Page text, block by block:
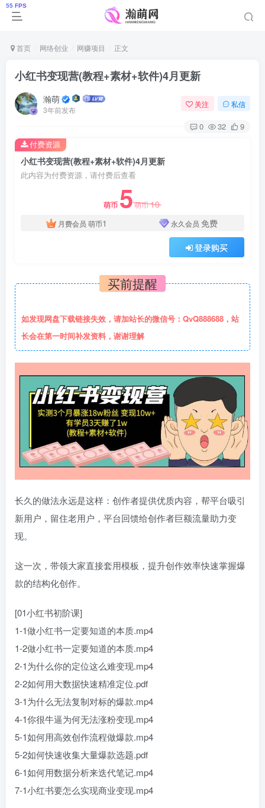
首页 网络创业 网赚项目 正文
小红书变现营(教程+素材+软件)4月更新
瀚萌
3年前发布
关注 私信
0 32 9
小红书变现营(教程+素材+软件)4月更新
此内容为付费资源，请付费后查看
萌币 5萌币10
月费会员 萌币1 永久会员 免费
登录购买
付费资源
买前提醒
如发现网盘下载链接失效，请加站长的微信号：QvQ888688，站
长会在第一时间补发资料，谢谢理解
长久的做法永远是这样：创作者提供优质内容，帮平台吸引
新用户，留住老用户，平台回馈给创作者巨额流量助力变
现。
这一次，带领大家直接套用模板，提升创作效率快速掌握爆
款的结构化创作。
[01小红书初阶课]
1-1做小红书一定要知道的本质.mp4
1-2做小红书一定要知道的本质.mp4
2-1为什么你的定位这么难变现.mp4
2-2如何用大数据快速精准定位.pdf
3-1为什么无法复制对标的爆款.mp4
4-1你很牛逼为何无法涨粉变现.mp4
5-1如何用高效创作流程做爆款.mp4
5-2如何快速收集大量爆款选题.pdf
6-1如何用数据分析来迭代笔记.mp4
7-1小红书要怎么实现商业变现.mp4